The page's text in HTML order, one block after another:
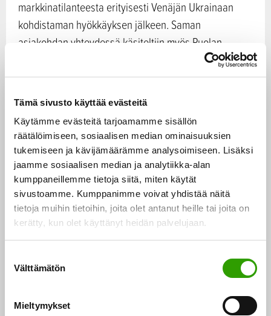
Tämä sivusto käyttää evästeitä
Käytämme evästeitä tarjoamamme sisällön
räätälöimiseen, sosiaalisen median ominaisuuksien
tukemiseen ja kävijämäärämme analysoimiseen. Lisäksi
jaamme sosiaalisen median ja analytiikka-alan
kumppaneillemme tietoja siitä, miten käytät
sivustoamme. Kumppanimme voivat yhdistää näitä
tietoja muihin tietoihin, joita olet antanut heille tai joita on
kerätty, kun olet käyttänyt heidän palvelujaan.
Välttämätön
Mieltymykset
markkinatilanteesta erityisesti Venäjän Ukrainaan
kohdistaman hyökkäyksen jälkeen. Saman
asiakohdan yhteydessä käsiteltiin myös Puolan
valtuuskunnan tiedotusasia Ukrainasta tulevan
maataloustuotteiden tuonnin lisääntymisen
tiedotusasia väliaikaisesta poikkeuksesta koskien
enimmäismäärää hakuvuodelle 2023 osoitettujen
tuotantosidonnaisten tulotukitoimenpiteiden osalta.
Keskustelussa markkinatilanteesta jäsenvaltiot pitivät
tärkeänä Ukrainan maataloustuotannon häiriötöntä
vientiä maailman markkinoille ja Ukrainan viljelijöiden
Ukrainasta tulevista maataloustuotteista, jotka jäävät
markkinoiden toimintaa. Keskustelussa usea